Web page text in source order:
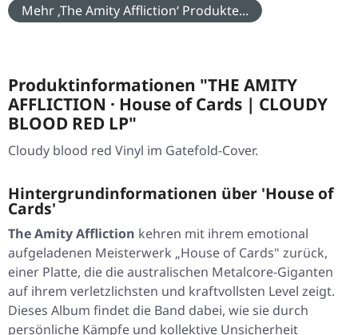
Mehr ‚The Amity Affliction‘ Produkte...
Produktinformationen "THE AMITY
AFFLICTION · House of Cards | CLOUDY
BLOOD RED LP"
Cloudy blood red Vinyl im Gatefold-Cover.
Hintergrundinformationen über 'House of
Cards'
The Amity Affliction kehren mit ihrem emotional
aufgeladenen Meisterwerk „House of Cards" zurück,
einer Platte, die die australischen Metalcore-Giganten
auf ihrem verletzlichsten und kraftvollsten Level zeigt.
Dieses Album findet die Band dabei, wie sie durch
persönliche Kämpfe und kollektive Unsicherheit